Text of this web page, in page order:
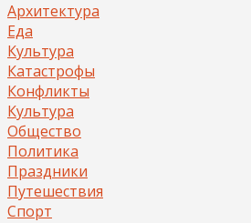
Архитектура
Еда
Культура
Катастрофы
Конфликты
Культура
Общество
Политика
Праздники
Путешествия
Спорт